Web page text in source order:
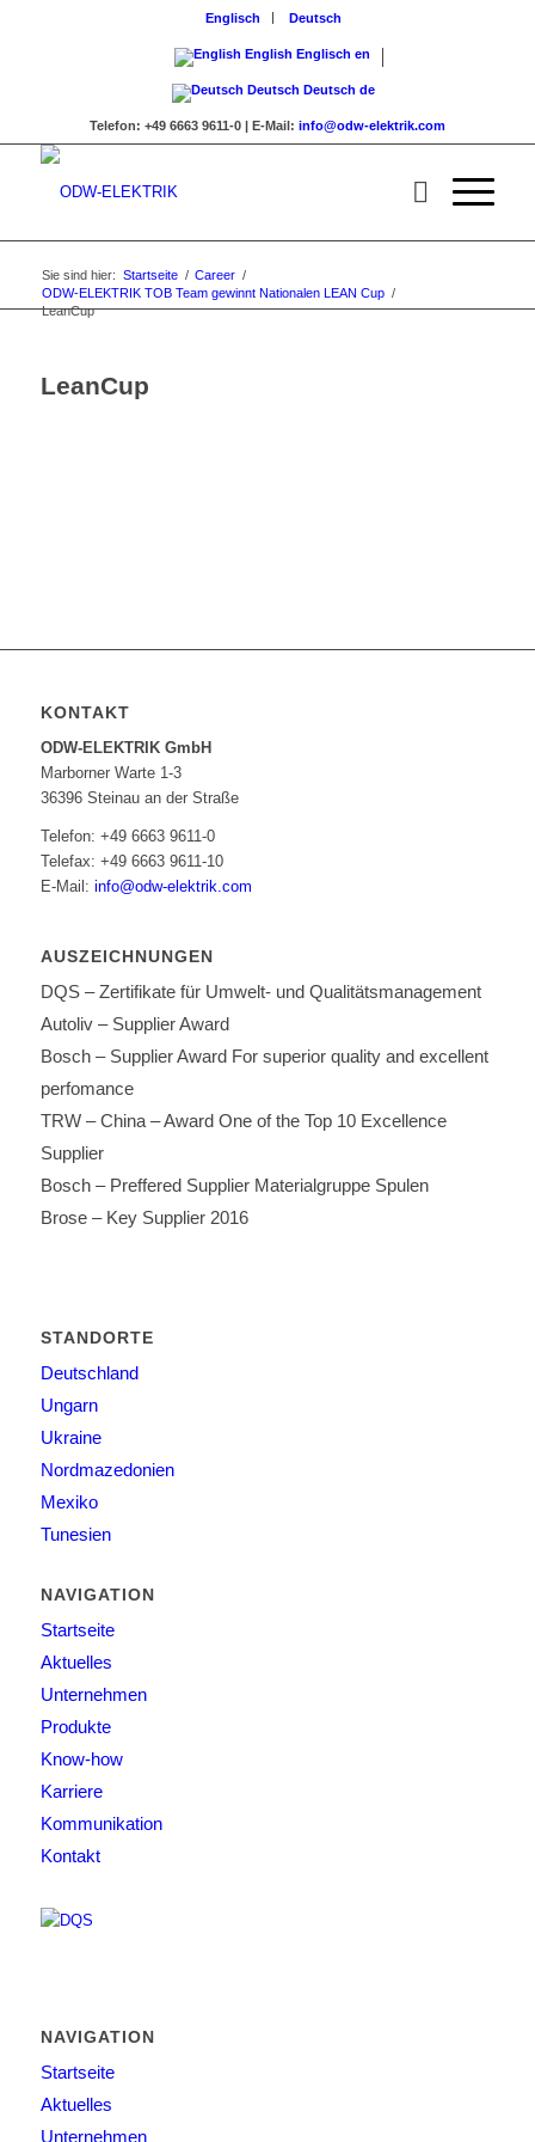
Englisch Deutsch
English Englisch en
Deutsch Deutsch de
Telefon: +49 6663 9611-0 | E-Mail: info@odw-elektrik.com
Sie sind hier: Startseite / Career /
ODW-ELEKTRIK TOB Team gewinnt Nationalen LEAN Cup /
LeanCup
LeanCup
KONTAKT
ODW-ELEKTRIK GmbH
Marborner Warte 1-3
36396 Steinau an der Straße
Telefon: +49 6663 9611-0
Telefax: +49 6663 9611-10
E-Mail: info@odw-elektrik.com
AUSZEICHNUNGEN
DQS – Zertifikate für Umwelt- und Qualitätsmanagement
Autoliv – Supplier Award
Bosch – Supplier Award For superior quality and excellent
perfomance
TRW – China – Award One of the Top 10 Excellence
Supplier
Bosch – Preffered Supplier Materialgruppe Spulen
Brose – Key Supplier 2016
STANDORTE
Deutschland
Ungarn
Ukraine
Nordmazedonien
Mexiko
Tunesien
NAVIGATION
Startseite
Aktuelles
Unternehmen
Produkte
Know-how
Karriere
Kommunikation
Kontakt
NAVIGATION
Startseite
Aktuelles
Unternehmen